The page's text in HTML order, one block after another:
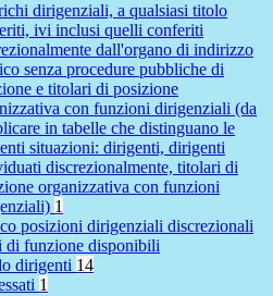
dirigenziali, a qualsiasi titolo
ivi inclusi quelli conferiti
dall'organo di indirizzo
senza procedure pubbliche di
e titolari di posizione
con funzioni dirigenziali (da
in tabelle che distinguano le
situazioni: dirigenti, dirigenti
discrezionalmente, titolari di
organizzativa con funzioni
1
posizioni dirigenziali discrezionali
di funzione disponibili
dirigenti 14
1